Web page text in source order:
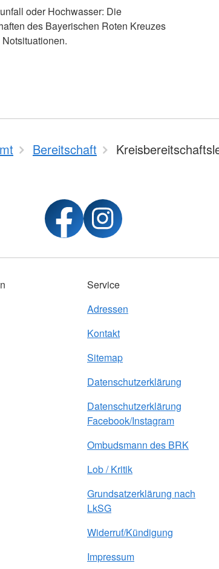
oder Hochwasser: Die
des Bayerischen Roten Kreuzes
Bereitschaft
Service
Adressen
Kontakt
Sitemap
Datenschutzerklärung
Datenschutzerklärung
Facebook/Instagram
Ombudsmann des BRK
Lob / Kritik
Grundsatzerklärung nach
LkSG
Widerruf/Kündigung
Impressum